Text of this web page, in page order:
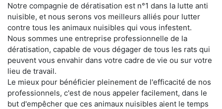
Notre compagnie de dératisation est n°1 dans la lutte anti
nuisible, et nous serons vos meilleurs alliés pour lutter
contre tous les animaux nuisibles qui vous infestent.
Nous sommes une entreprise professionnelle de la
dératisation, capable de vous dégager de tous les rats qui
peuvent vous envahir dans votre cadre de vie ou sur votre
lieu de travail.
Le mieux pour bénéficier pleinement de l'efficacité de nos
professionnels, c'est de nous appeler facilement, dans le
but d'empêcher que ces animaux nuisibles aient le temps